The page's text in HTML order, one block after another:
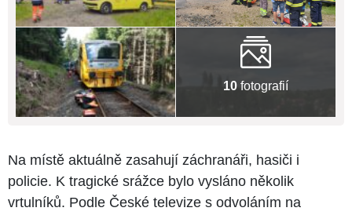
10 fotografií
Na místě aktuálně zasahují záchranáři, hasiči i
policie. K tragické srážce bylo vysláno několik
vrtulníků. Podle České televize s odvoláním na